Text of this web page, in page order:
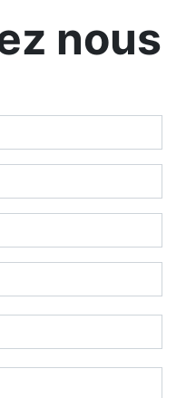
nous